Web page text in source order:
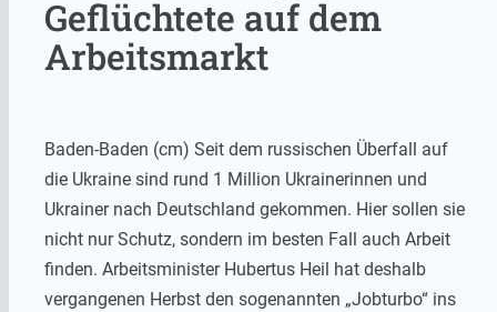
Geflüchtete auf dem
Arbeitsmarkt
Baden-Baden (cm) Seit dem russischen Überfall auf
die Ukraine sind rund 1 Million Ukrainerinnen und
Ukrainer nach Deutschland gekommen. Hier sollen sie
nicht nur Schutz, sondern im besten Fall auch Arbeit
finden. Arbeitsminister Hubertus Heil hat deshalb
vergangenen Herbst den sogenannten „Jobturbo“ ins